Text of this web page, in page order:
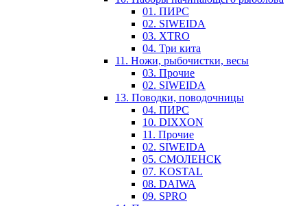
01. ПИРС
02. SIWEIDA
03. XTRO
04. Три кита
11. Ножи, рыбочистки, весы
03. Прочие
02. SIWEIDA
13. Поводки, поводочницы
04. ПИРС
10. DIXXON
11. Прочие
02. SIWEIDA
05. СМОЛЕНСК
07. KOSTAL
08. DAIWA
09. SPRO